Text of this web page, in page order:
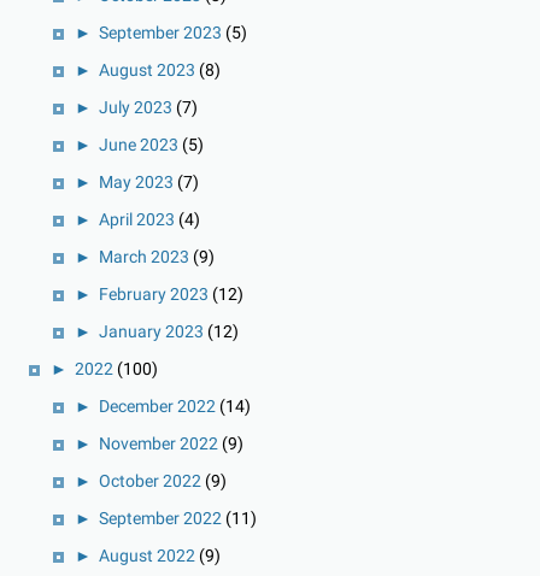
► September 2023 (5)
► August 2023 (8)
► July 2023 (7)
► June 2023 (5)
► May 2023 (7)
► April 2023 (4)
► March 2023 (9)
► February 2023 (12)
► January 2023 (12)
► 2022 (100)
► December 2022 (14)
► November 2022 (9)
► October 2022 (9)
► September 2022 (11)
► August 2022 (9)